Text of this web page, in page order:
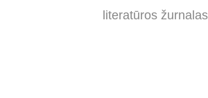
literatūros žurnalas